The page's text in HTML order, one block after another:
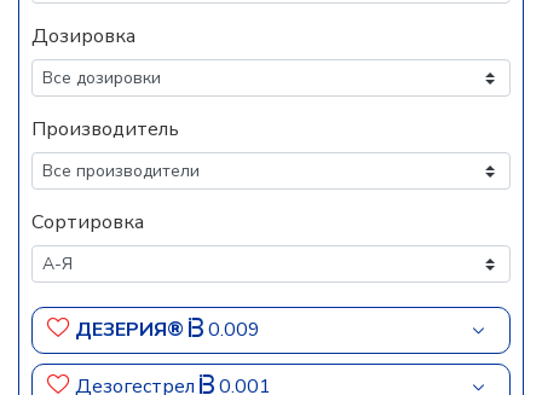
Дозировка
Производитель
Сортировка
ДЕЗЕРИЯ® 0.009
Дезогестрел 0.001